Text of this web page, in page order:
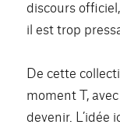
discours
il est trop
De cette
moment T,
devenir. L’idée